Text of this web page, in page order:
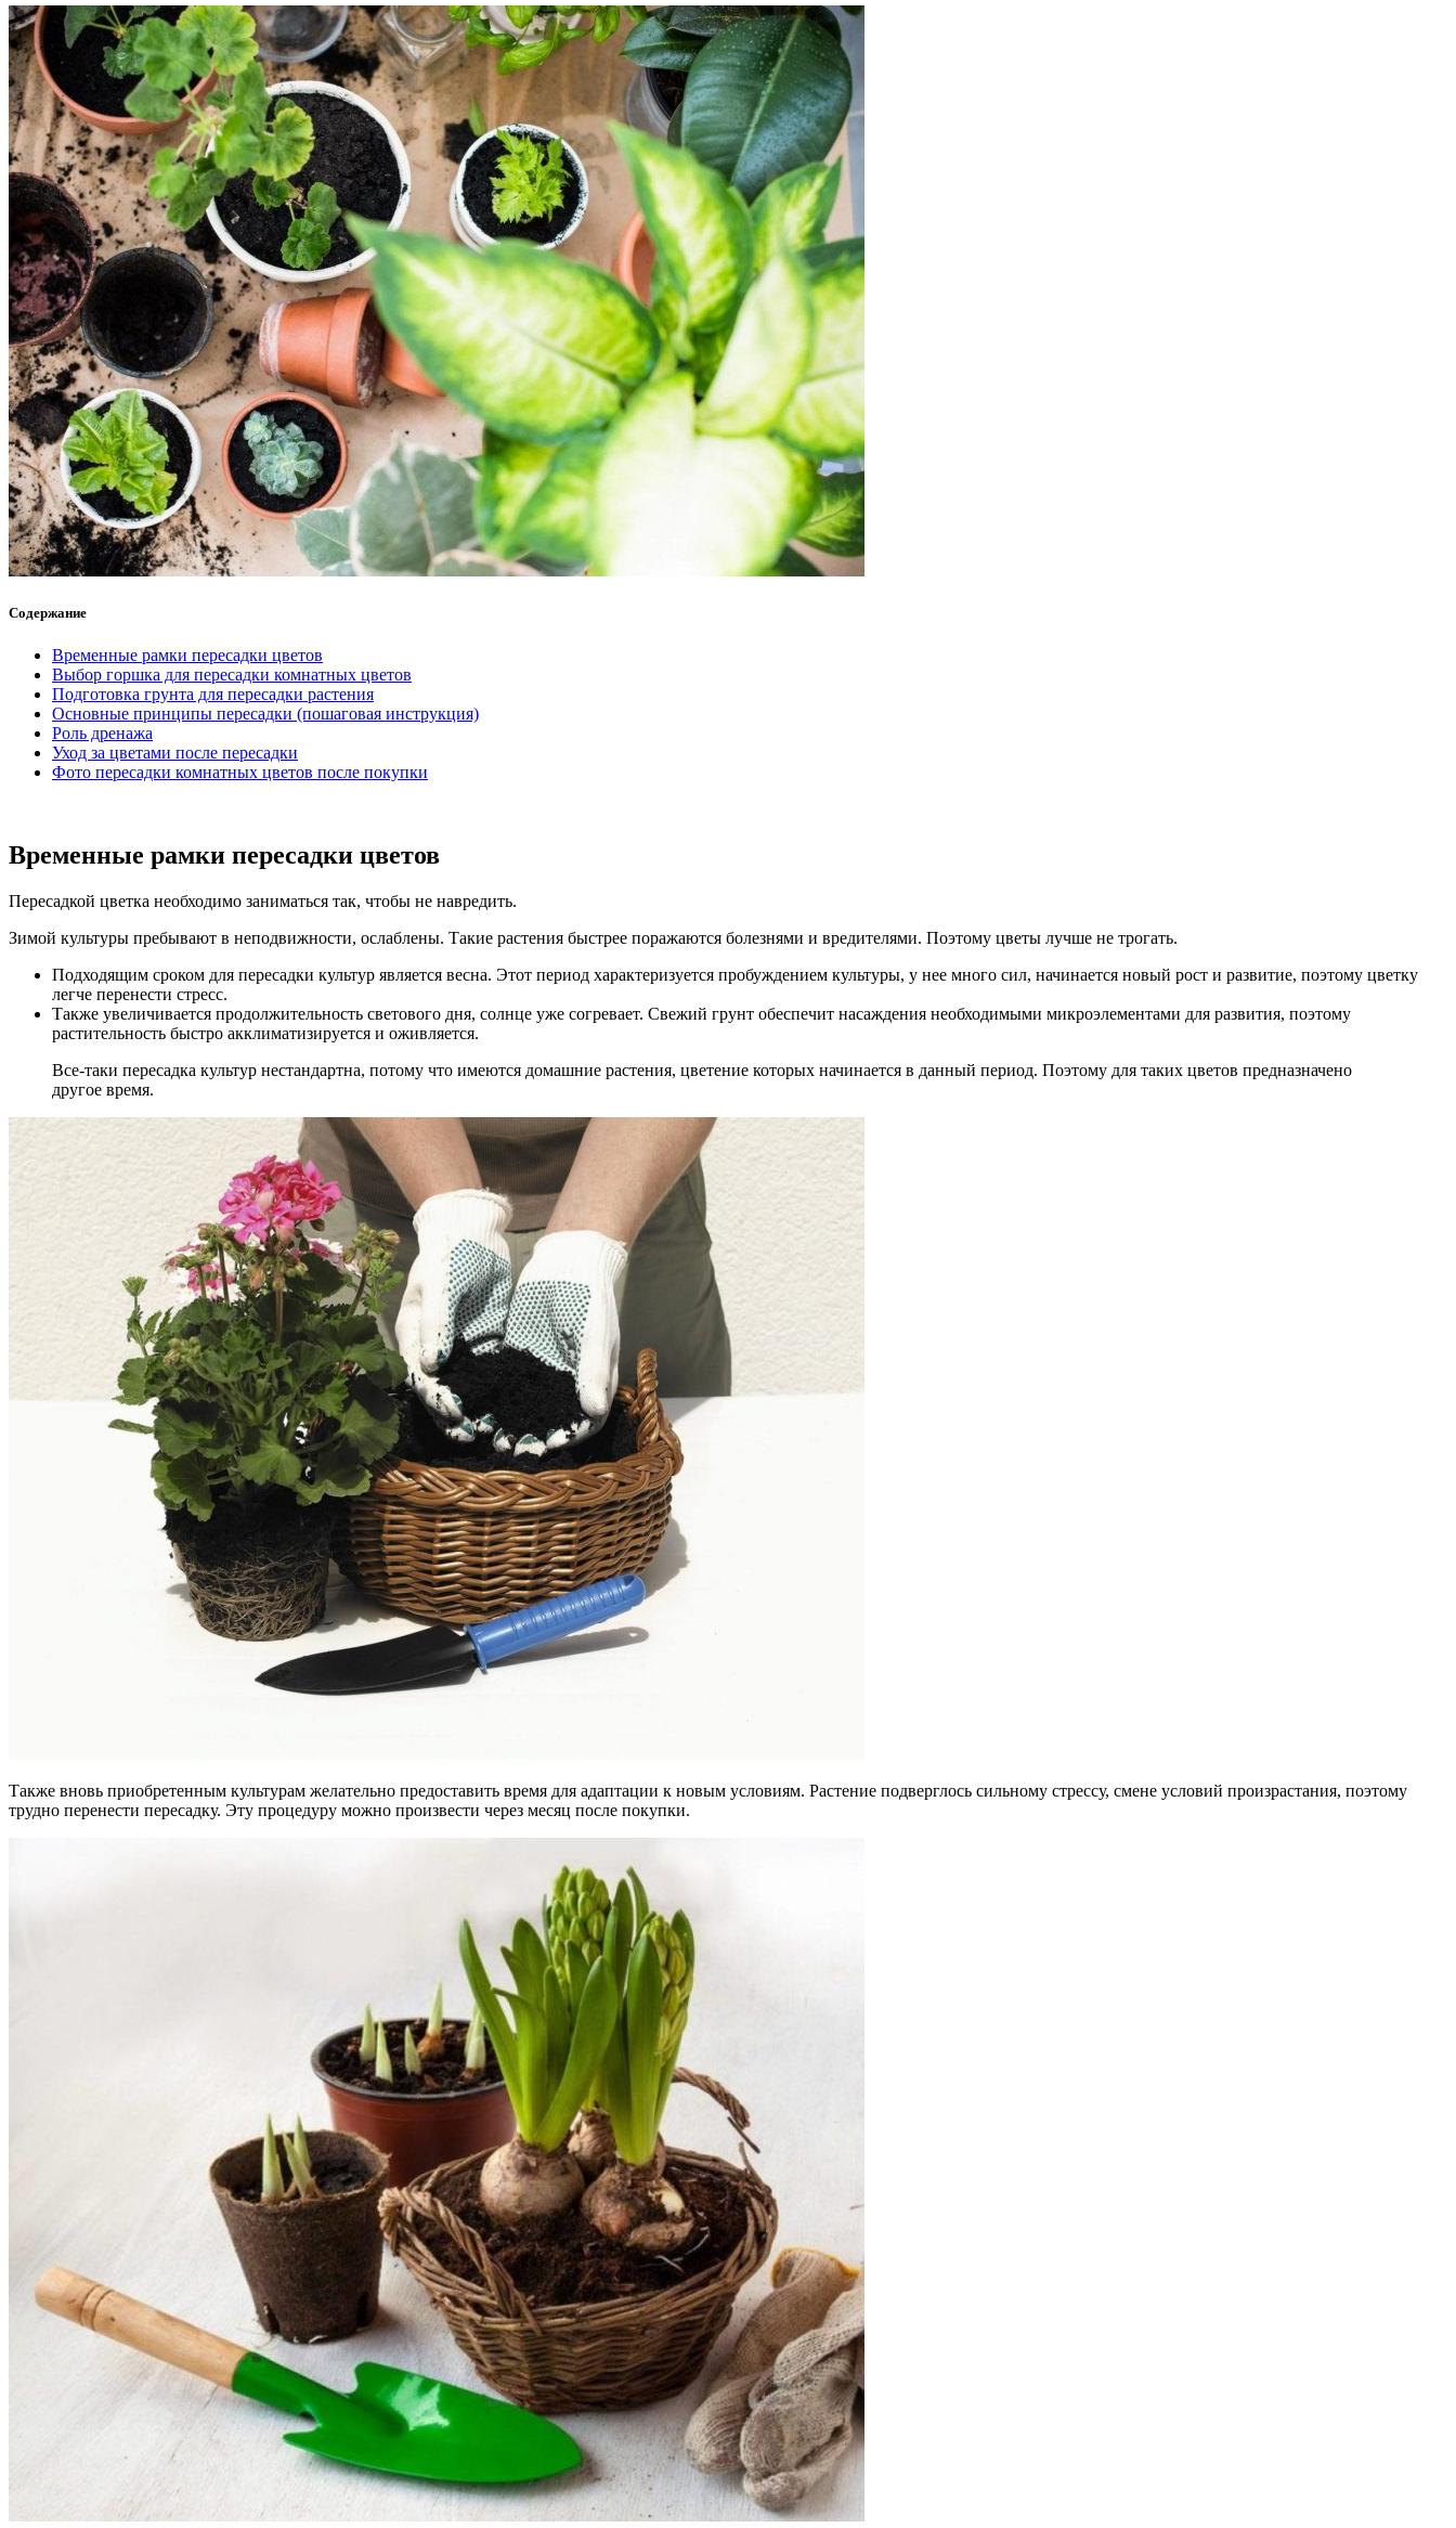
Содержание
Временные рамки пересадки цветов
Выбор горшка для пересадки комнатных цветов
Подготовка грунта для пересадки растения
Основные принципы пересадки (пошаговая инструкция)
Роль дренажа
Уход за цветами после пересадки
Фото пересадки комнатных цветов после покупки
Временные рамки пересадки цветов
Пересадкой цветка необходимо заниматься так, чтобы не навредить.
Зимой культуры пребывают в неподвижности, ослаблены. Такие растения быстрее поражаются болезнями и вредителями. Поэтому цветы лучше не трогать.
Подходящим сроком для пересадки культур является весна. Этот период характеризуется пробуждением культуры, у нее много сил, начинается новый рост и развитие, поэтому цветку
легче перенести стресс.
Также увеличивается продолжительность светового дня, солнце уже согревает. Свежий грунт обеспечит насаждения необходимыми микроэлементами для развития, поэтому
растительность быстро акклиматизируется и оживляется.
Все-таки пересадка культур нестандартна, потому что имеются домашние растения, цветение которых начинается в данный период. Поэтому для таких цветов предназначено
другое время.
Также вновь приобретенным культурам желательно предоставить время для адаптации к новым условиям. Растение подверглось сильному стрессу, смене условий произрастания, поэтому
трудно перенести пересадку. Эту процедуру можно произвести через месяц после покупки.